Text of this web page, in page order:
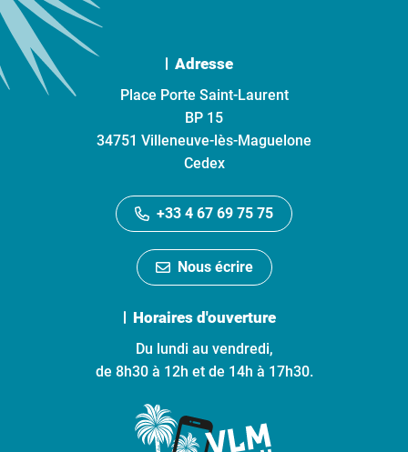
Adresse
Place Porte Saint-Laurent
BP 15
34751 Villeneuve-lès-Maguelone
Cedex
+33 4 67 69 75 75
Nous écrire
Horaires d'ouverture
Du lundi au vendredi,
de 8h30 à 12h et de 14h à 17h30.